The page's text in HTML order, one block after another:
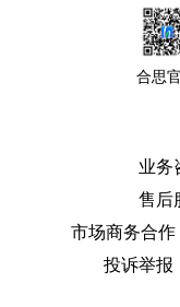
合思
业务
售后
市场商务合作
投诉举报